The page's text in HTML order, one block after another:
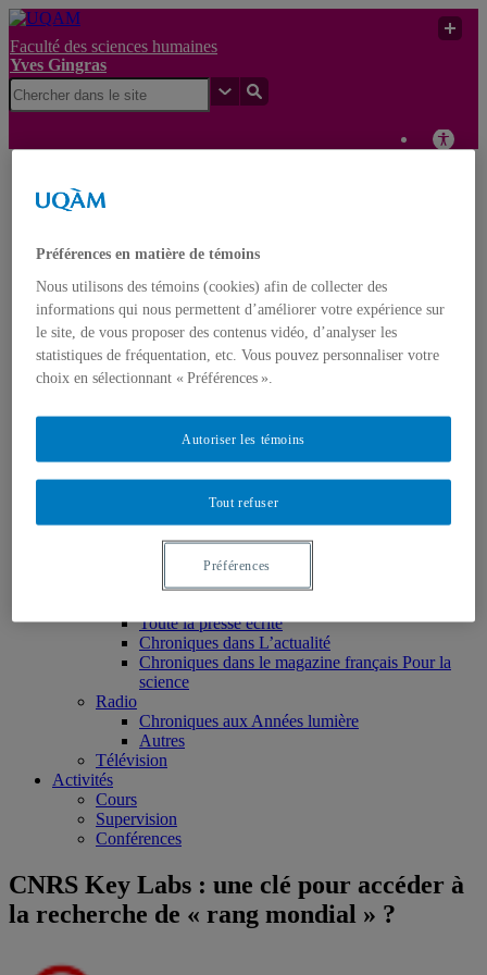
Faculté des sciences humaines
Yves Gingras
Yves Gingras
Français
Accueil
À propos d’Yves Gingras
Biographie
Livres
Monographies
Ouvrages édités
Articles scientifiques
Chapitres de livres
Rapports et notes de recherche
Toute la presse écrite
Chroniques dans L’actualité
Chroniques dans le magazine français Pour la
science
Radio
Chroniques aux Années lumière
Autres
Télévision
Activités
Cours
Supervision
Conférences
CNRS Key Labs : une clé pour accéder à
la recherche de « rang mondial » ?
Préférences en matière de témoins
Nous utilisons des témoins (cookies) afin de collecter des
informations qui nous permettent d’améliorer votre expérience sur
le site, de vous proposer des contenus vidéo, d’analyser les
statistiques de fréquentation, etc. Vous pouvez personnaliser votre
choix en sélectionnant « Préférences ».
Tout refuser
Autoriser les témoins
Préférences